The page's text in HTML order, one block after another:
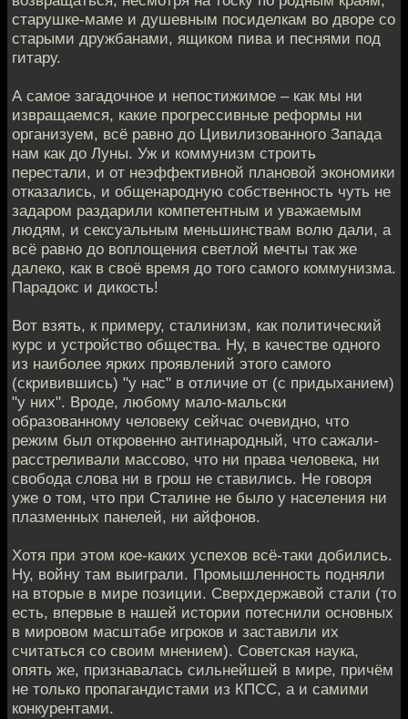
старушке-маме и душевным посиделкам во дворе со
старыми дружбанами, ящиком пива и песнями под
гитару.
А самое загадочное и непостижимое – как мы ни
извращаемся, какие прогрессивные реформы ни
организуем, всё равно до Цивилизованного Запада
нам как до Луны. Уж и коммунизм строить
перестали, и от неэффективной плановой экономики
отказались, и общенародную собственность чуть не
задаром раздарили компетентным и уважаемым
людям, и сексуальным меньшинствам волю дали, а
всё равно до воплощения светлой мечты так же
далеко, как в своё время до того самого коммунизма.
Парадокс и дикость!
Вот взять, к примеру, сталинизм, как политический
курс и устройство общества. Ну, в качестве одного
из наиболее ярких проявлений этого самого
(скривившись) "у нас" в отличие от (с придыханием)
"у них". Вроде, любому мало-мальски
образованному человеку сейчас очевидно, что
режим был откровенно антинародный, что сажали-
расстреливали массово, что ни права человека, ни
свобода слова ни в грош не ставились. Не говоря
уже о том, что при Сталине не было у населения ни
плазменных панелей, ни айфонов.
Хотя при этом кое-каких успехов всё-таки добились.
Ну, войну там выиграли. Промышленность подняли
на вторые в мире позиции. Сверхдержавой стали (то
есть, впервые в нашей истории потеснили основных
в мировом масштабе игроков и заставили их
считаться со своим мнением). Советская наука,
опять же, признавалась сильнейшей в мире, причём
не только пропагандистами из КПСС, а и самими
конкурентами.